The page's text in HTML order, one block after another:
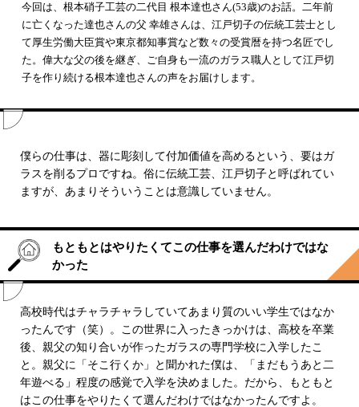
今回は、根本硝子工芸の二代目 根本達也さん(53歳)のお話。二年前
に亡くなった達也さんの父 幸雄さんは、江戸切子の伝統工芸士とし
て厚生労働大臣賞や東京都知事賞など数々の受賞暦を持つ名匠でし
た。偉大な父の後を継ぎ、ご自身も一流のガラス職人として江戸切
子を作り続ける根本達也さんの声をお届けします。
僕らの仕事は、器に彫刻して付加価値を高めるという、要はガ
ラスを削るプロですね。俗に伝統工芸、江戸切子と呼ばれてい
ますが、あまりそういうことは意識していません。
もともとはやりたくてこの仕事を選んだわけではな
かった
高校時代はチャラチャラしていてあまり質のいい学生ではなか
ったんです（笑）。この世界に入ったきっかけは、高校を卒業
後、親父の知り合いが作ったガラスの専門学校に入学したこ
と。親父に「そこ行くか」と聞かれた僕は、「まだもうあと二
年遊べる」程度の感覚で入学を決めました。だから、もともと
はこの仕事をやりたくて選んだわけではなかったんですよ。